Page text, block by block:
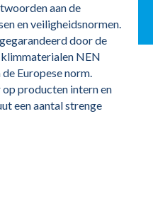
aan de
en veiligheidsnormen.
door de
NEN
Europese norm.
producten intern en
een aantal strenge